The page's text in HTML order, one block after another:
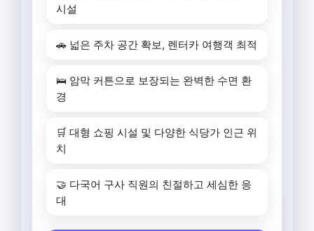
시설
🚗 넓은 주차 공간 확보, 렌터카 여행객 최적
🛌 암막 커튼으로 보장되는 완벽한 수면 환
경
🛒 대형 쇼핑 시설 및 다양한 식당가 인근 위
치
🤝 다국어 구사 직원의 친절하고 세심한 응
대